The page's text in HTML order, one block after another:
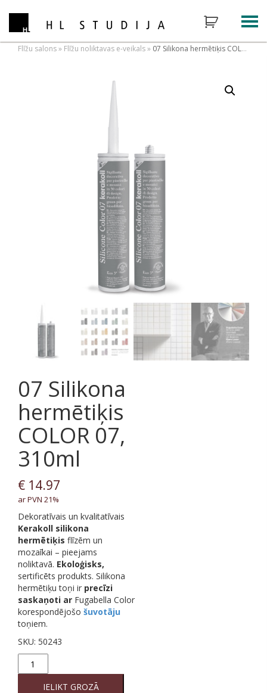
Flīžu salons» Flīžu noliktavas e-veikals» 07 Silikona hermētiķis COLOR 07, 310ml
07 Silikona
hermētiķis
COLOR 07,
310ml
€ 14.97
ar PVN 21%
Dekoratīvais un kvalitatīvais
Kerakoll silikona
hermētiķis flīzēm un
mozaīkai – pieejams
noliktavā. Ekoloģisks,
sertificēts produkts. Silikona
hermētiķu toņi ir precīzi
saskaņoti ar Fugabella Color
korespondējošo šuvotāju
toņiem.
SKU: 50243
Silikona
hermētiķisIELIKT GROZĀ